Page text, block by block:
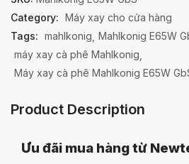
Category: Máy xay cho cửa hàng
Tags: mahlkonig Mahlkonig E65W
máy xay cà phê Mahlkonig
Máy xay cà phê Mahlkonig E65W
Product Description
Ưu đãi mua hàng từ